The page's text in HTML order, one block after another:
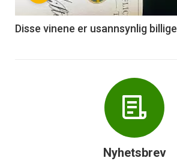
6
Disse vinene er usannsynlig billige
Nyhetsbrev